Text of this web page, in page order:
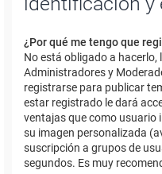
¿Por qué me tengo que
No está obligado a
Administradores y
registrarse para publicar
estar registrado le dará
ventajas que como
su imagen personalizada
suscripción a grupos de
segundos. Es muy